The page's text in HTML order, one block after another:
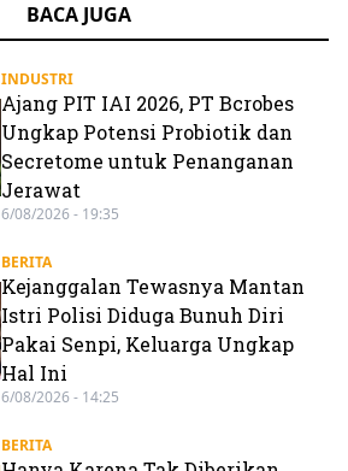
BACA JUGA
INDUSTRI
Ajang PIT IAI 2026, PT Bcrobes
Ungkap Potensi Probiotik dan
Secretome untuk Penanganan
Jerawat
6/08/2026 - 19:35
BERITA
Kejanggalan Tewasnya Mantan
Istri Polisi Diduga Bunuh Diri
Pakai Senpi, Keluarga Ungkap
Hal Ini
6/08/2026 - 14:25
BERITA